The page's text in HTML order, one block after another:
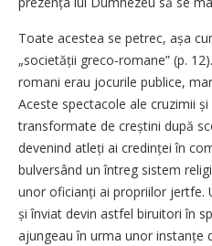
Toate acestea se petrec, așa
„societă­ții greco-romane” (p.
romani erau jocurile publice,
Aceste spectacole ale cruzimii
transformate de creștini după
devenind atleți ai credinței în
bulversând un întreg sistem
unor oficianți ai propriilor jertfe.
și înviat devin astfel biruitori în
ajungeau în urma unor instanțe